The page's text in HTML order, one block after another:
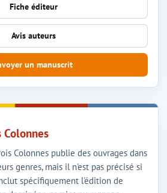
Colonnes
Colonnes publie des ouvrages dans
genres, mais il n'est pas précisé si
spécifiquement l'édition de
Fiche éditeur
Avis auteurs
un manuscrit